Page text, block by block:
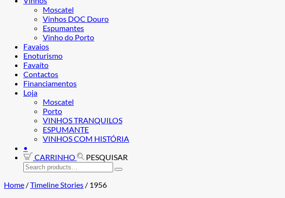
Moscatel
Vinhos DOC Douro
Espumantes
Vinho do Porto
Favaios
Enoturismo
Favaíto
Contactos
Financiamentos
Loja
Moscatel
Porto
VINHOS TRANQUILOS
ESPUMANTE
VINHOS COM HISTÓRIA
•
CARRINHO
PESQUISAR
Search
for:
Home /Timeline Stories / 1956